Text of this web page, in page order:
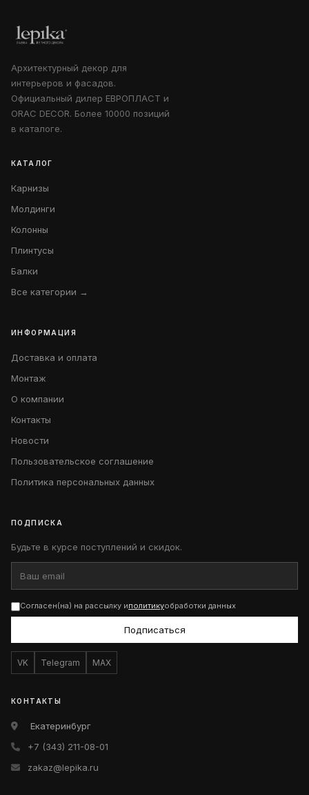
Архитектурный декор для
интерьеров и фасадов.
Официальный дилер ЕВРОПЛАСТ и
ORAC DECOR. Более 10000 позиций
в каталоге.
КАТАЛОГ
Карнизы
Молдинги
Колонны
Плинтусы
Балки
Все категории →
ИНФОРМАЦИЯ
Доставка и оплата
Монтаж
О компании
Контакты
Новости
Пользовательское соглашение
Политика персональных данных
ПОДПИСКА
Будьте в курсе поступлений и скидок.
Согласен(на) на рассылку иполитикуобработки данных
Подписаться
VK Telegram MAX
КОНТАКТЫ
Екатеринбург
+7 (343) 211-08-01
zakaz@lepika.ru